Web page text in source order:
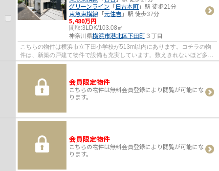
グリーンライン 「日吉本町」駅 徒歩21分
東急東横線 「元住吉 」駅 徒歩37分
5,480万円
間取:3LDK/103.08㎡
神奈川県横浜市港北区下田町３丁目
こちらの物件は横浜市立下田小学校が513m以内にあります。コチラの物
件は、新築の戸建て物件で設備も充実しています。数えきれないほど多く
の物件情報の中から、ご自身に適した不動産...
会員限定物件
こちらの物件は無料会員登録により閲覧が可能にな
ります。
会員限定物件
こちらの物件は無料会員登録により閲覧が可能にな
ります。